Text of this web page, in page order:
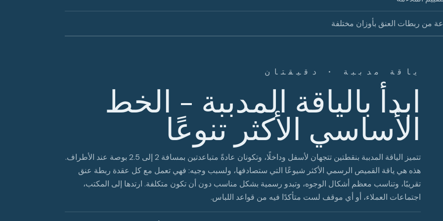
من ربطات العنق بأوزان مختلفة
ياقة مدببة · دقيقتان
ابدأ بالياقة المدببة - الخط
الأساسي الأكثر تنوعًا
تتميز الياقة المدببة بنقطتين تتجهان لأسفل وداخلًا، وتكونان عادةً متباعدتين بمسافة 2 إلى 2.5 بوصة عند الأطراف.
هذه هي ياقة القميص الرسمي الأكثر شيوعًا التي ستصادفها، ولسبب وجيه: فهي تعمل مع كل عقدة ربطة عنق
تقريبًا، وتناسب معظم أشكال الوجوه، وتبدو رسمية بشكل مناسب دون أن تكون متكلفة. ارتدها إلى المكتب،
اجتماعات العملاء، أو أي موقف لست متأكدًا فيه من قواعد اللباس.